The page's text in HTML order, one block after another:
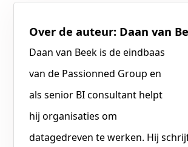
Over de auteur: Daan van
Daan van Beek is de eindbaas
van de Passionned Group en
als senior BI consultant helpt
hij organisaties om
datagedreven te werken. Hij